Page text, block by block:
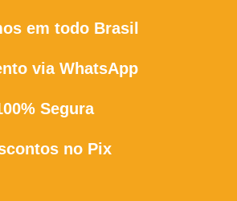
em todo Brasil
via WhatsApp
Segura
no Pix